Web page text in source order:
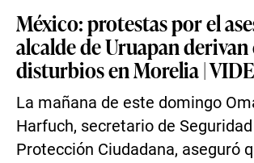
México: protestas por el
alcalde de Uruapan derivan
disturbios en Morelia |
La mañana de este domingo
Harfuch, secretario de
Protección Ciudadana, aseguró